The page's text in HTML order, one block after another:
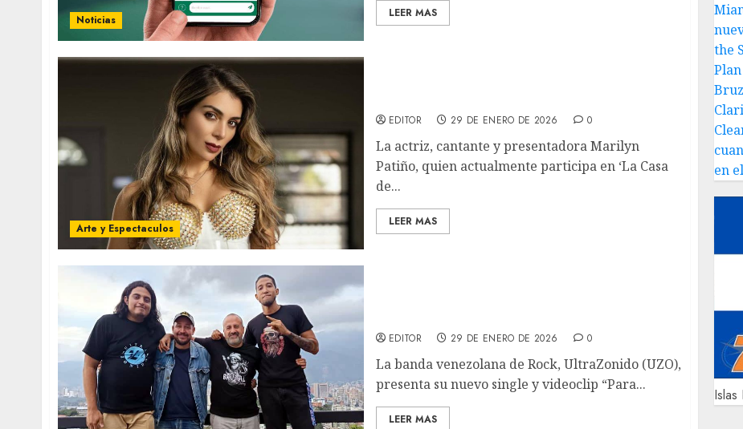
Noticias
LEER MAS
Arte y Espectaculos
EDITOR 29 DE ENERO DE 2026 0
La actriz, cantante y presentadora Marilyn
Patiño, quien actualmente participa en ‘La Casa
de...
LEER MAS
EDITOR 29 DE ENERO DE 2026 0
La banda venezolana de Rock, UltraZonido (UZO),
presenta su nuevo single y videoclip “Para...
LEER MAS
the
en